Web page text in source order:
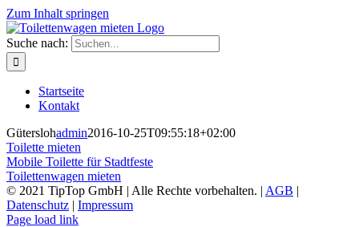
Zum Inhalt springen
Suche nach:
Startseite
Kontakt
Güterslohadmin2016-10-25T09:55:18+02:00
Toilette mieten
Mobile Toilette für Stadtfeste
Toilettenwagen mieten
© 2021 TipTop GmbH | Alle Rechte vorbehalten. | AGB |
Datenschutz | Impressum
Page load link